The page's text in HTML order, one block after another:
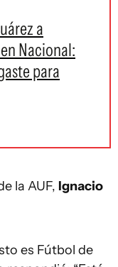
a
Nacional:
para
la AUF, Ignacio
es Fútbol de